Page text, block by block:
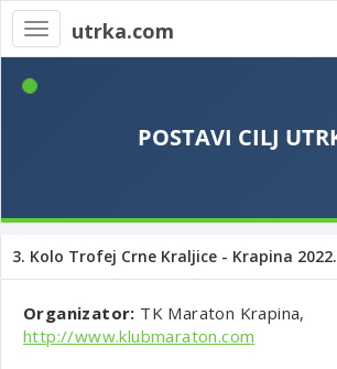
Toggle
navigation
utrka.com
3. Kolo Trofej Crne Kraljice - Krapina 2022.
Organizator: TK Maraton Krapina,
http://www.klubmaraton.com